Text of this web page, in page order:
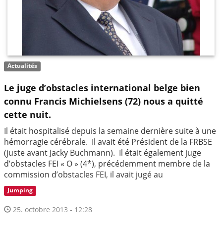
Actualités
Le juge d’obstacles international belge bien
connu Francis Michielsens (72) nous a quitté
cette nuit.
Il était hospitalisé depuis la semaine dernière suite à une
hémorragie cérébrale. Il avait été Président de la FRBSE
(juste avant Jacky Buchmann). Il était également juge
d’obstacles FEI « O » (4*), précédemment membre de la
commission d’obstacles FEI, il avait jugé au
Jumping
25. octobre 2013 - 12:28